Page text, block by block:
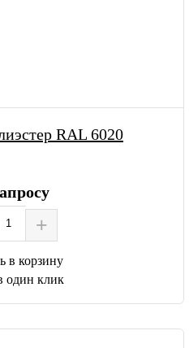
RAL 6020
+
в корзину
один клик